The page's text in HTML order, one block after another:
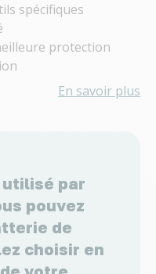
spécifiques
protection
En savoir plus
par
pouvez
de
choisir en